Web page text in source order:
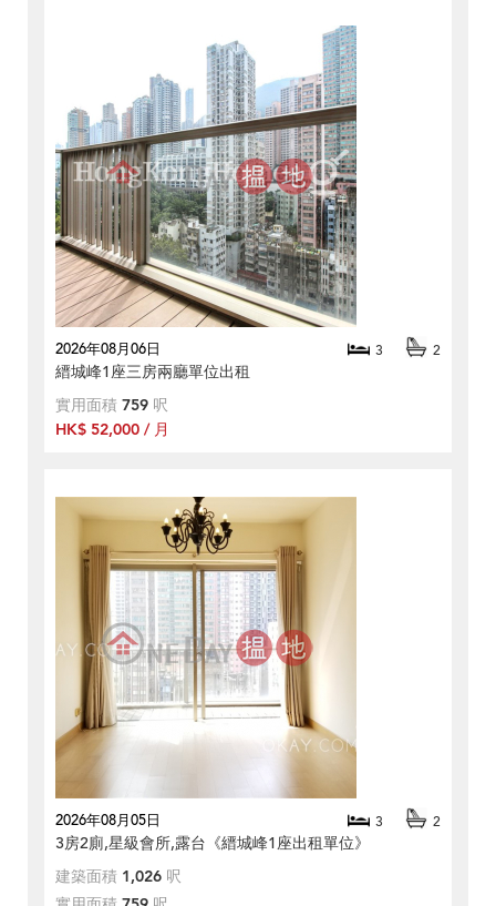
2026年08月06日 3 2
縉城峰1座三房兩廳單位出租
實用面積 759 呎
HK$ 52,000 / 月
2026年08月05日 3 2
3房2廁,星級會所,露台《縉城峰1座出租單位》
建築面積 1,026 呎